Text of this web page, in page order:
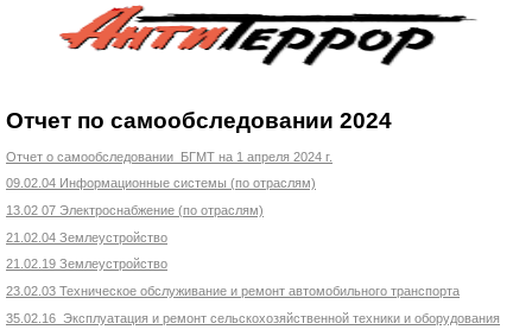
Отчет по самообследовании 2024
Отчет о самообследовании БГМТ на 1 апреля 2024 г.
09.02.04 Информационные системы (по отраслям)
13.02 07 Электроснабжение (по отраслям)
21.02.04 Землеустройство
21.02.19 Землеустройство
23.02.03 Техническое обслуживание и ремонт автомобильного транспорта
35.02.16 Эксплуатация и ремонт сельскохозяйственной техники и оборудования